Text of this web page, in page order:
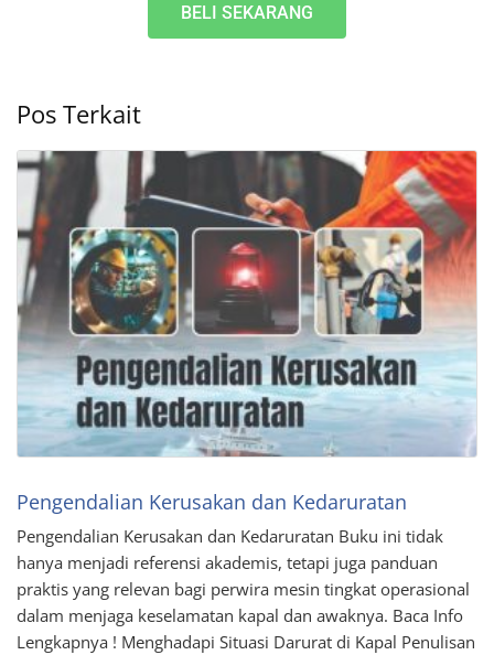
BELI SEKARANG
Pos Terkait
Pengendalian Kerusakan dan Kedaruratan
Pengendalian Kerusakan dan Kedaruratan Buku ini tidak
hanya menjadi referensi akademis, tetapi juga panduan
praktis yang relevan bagi perwira mesin tingkat operasional
dalam menjaga keselamatan kapal dan awaknya. Baca Info
Lengkapnya ! Menghadapi Situasi Darurat di Kapal Penulisan